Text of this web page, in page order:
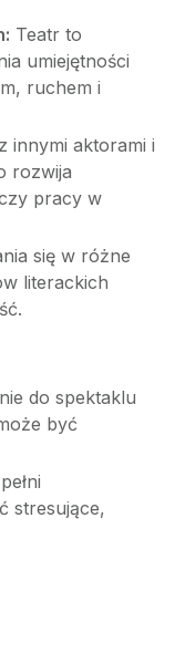
Teatr to
umiejętności
ruchem i
innymi aktorami i
rozwija
pracy w
się w różne
literackich
do spektaklu
być
stresujące,